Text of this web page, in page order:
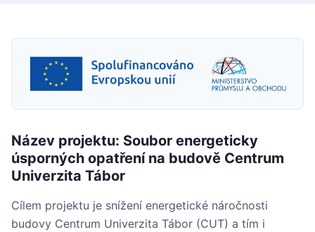
Název projektu: Soubor energeticky
úsporných opatření na budově Centrum
Univerzita Tábor
Cílem projektu je snížení energetické náročnosti
budovy Centrum Univerzita Tábor (CUT) a tím i